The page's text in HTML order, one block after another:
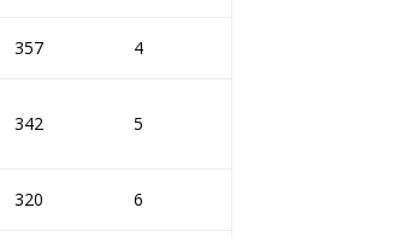
357 4
342 5
320 6